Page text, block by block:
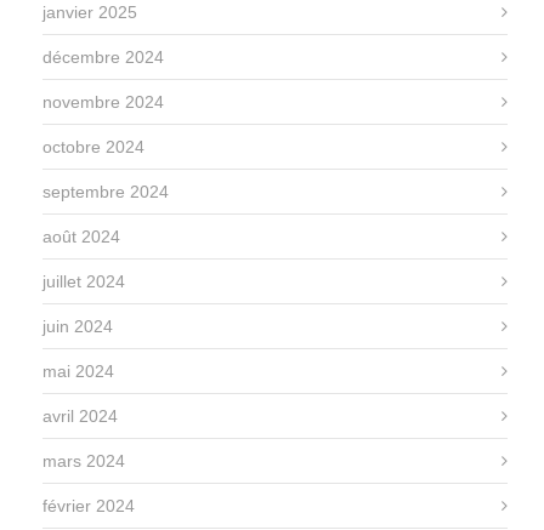
janvier 2025
décembre 2024
novembre 2024
octobre 2024
septembre 2024
août 2024
juillet 2024
juin 2024
mai 2024
avril 2024
mars 2024
février 2024